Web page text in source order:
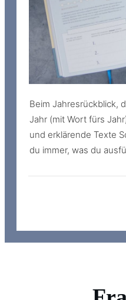
Beim Jahresrückblick,
Jahr (mit Wort fürs
und erklärende Texte
du immer, was du